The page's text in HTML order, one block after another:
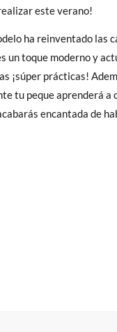
este verano!
ha reinventado las
un toque moderno y
¡súper prácticas!
tu peque aprenderá a
encantada de
Pisamonas envíos y
si cuando te lleguen no
la petición de
recogeremos la
de que no quieras
12,1 12,8 13,5